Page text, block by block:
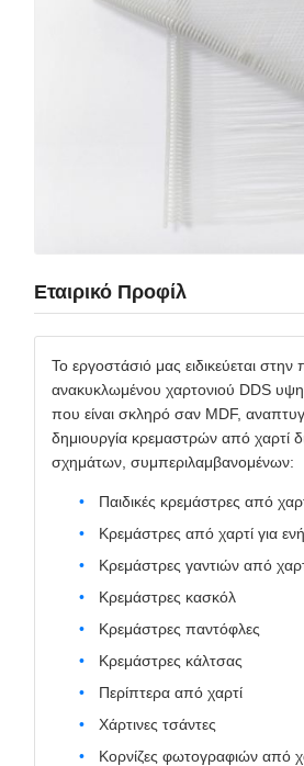
Εταιρικό Προφίλ
Το εργοστάσιό μας ειδικεύεται
ανακυκλωμένου χαρτονιού DDS
που είναι σκληρό σαν MDF,
δημιουργία κρεμαστρών από χαρτί
σχημάτων, συμπεριλαμβανομένων:
Παιδικές κρεμάστρες από
Κρεμάστρες από χαρτί για
Κρεμάστρες γαντιών από
Κρεμάστρες κασκόλ
Κρεμάστρες παντόφλες
Κρεμάστρες κάλτσας
Περίπτερα από χαρτί
Χάρτινες τσάντες
Κορνίζες φωτογραφιών από